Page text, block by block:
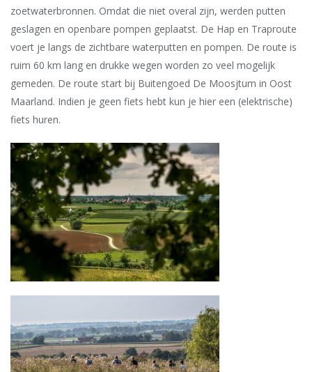
zoetwaterbronnen. Omdat die niet overal zijn, werden putten
geslagen en openbare pompen geplaatst. De Hap en Traproute
voert je langs de zichtbare waterputten en pompen. De route is
ruim 60 km lang en drukke wegen worden zo veel mogelijk
gemeden. De route start bij Buitengoed De Moosjtum in Oost
Maarland. Indien je geen fiets hebt kun je hier een (elektrische)
fiets huren.